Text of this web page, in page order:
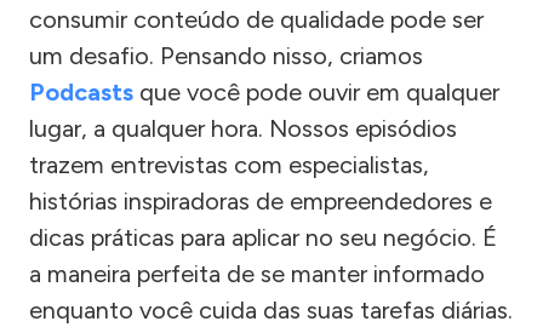
consumir conteúdo de qualidade pode ser
um desafio. Pensando nisso, criamos
Podcasts que você pode ouvir em qualquer
lugar, a qualquer hora. Nossos episódios
trazem entrevistas com especialistas,
histórias inspiradoras de empreendedores e
dicas práticas para aplicar no seu negócio. É
a maneira perfeita de se manter informado
enquanto você cuida das suas tarefas diárias.